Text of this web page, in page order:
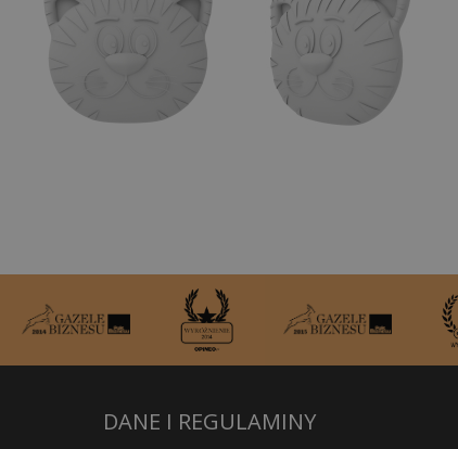
DANE I REGULAMINY